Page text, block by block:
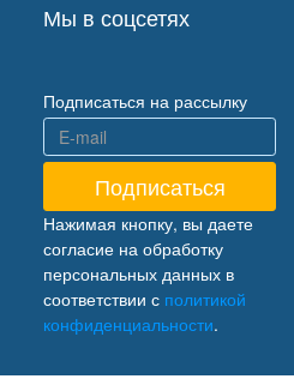
Мы в соцсетях
Подписаться на рассылку
Нажимая кнопку, вы даете
согласие на обработку
персональных данных в
соответствии с политикой
конфиденциальности.